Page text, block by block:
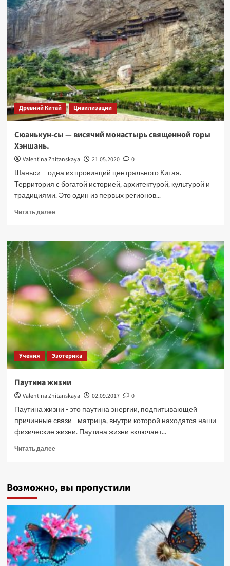
Древний Китай Цивилизации
Сюанькун-сы — висячий монастырь священной горы
Хэншань.
Valentina Zhitanskaya 21.05.2020
0
Шаньси – одна из провинций центрального Китая.
Территория с богатой историей, архитектурой, культурой и
традициями. Это один из первых регионов...
Читать далееПрочитать
Сюанькун-
висячий
монастырь
священной
горы
Хэншань.
Учения Эзотерика
Паутина жизни
Valentina Zhitanskaya 02.09.2017
0
Паутина жизни - это паутина энергии, подпитывающей
причинные связи - матрица, внутри которой находятся наши
физические жизни. Паутина жизни включает...
Читать далееПрочитать
жизни
Возможно, вы пропустили